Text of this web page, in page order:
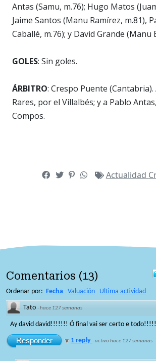
Antas (Samu, m.76); Hugo Matos
Jaime Santos (Manu Ramírez, m.81),
Caballé, m.76); y David Grande (Manu
GOLES: Sin goles.
ÁRBITRO: Crespo Puente
Rares, por el Villalbés; y a Pablo
Compos.
Actualidad
Comentarios (13)
Ordenar por: Fecha Valuación Ultima actividad
Tato ·hace 127 semanas
Ay david david!!!!!!! Ó final vai ser certo e
Responder 1 reply ·activo hace 127 semanas